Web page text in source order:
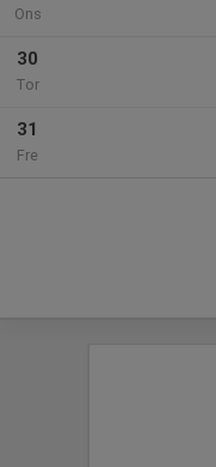
Ons
30
Tor
31
Fre